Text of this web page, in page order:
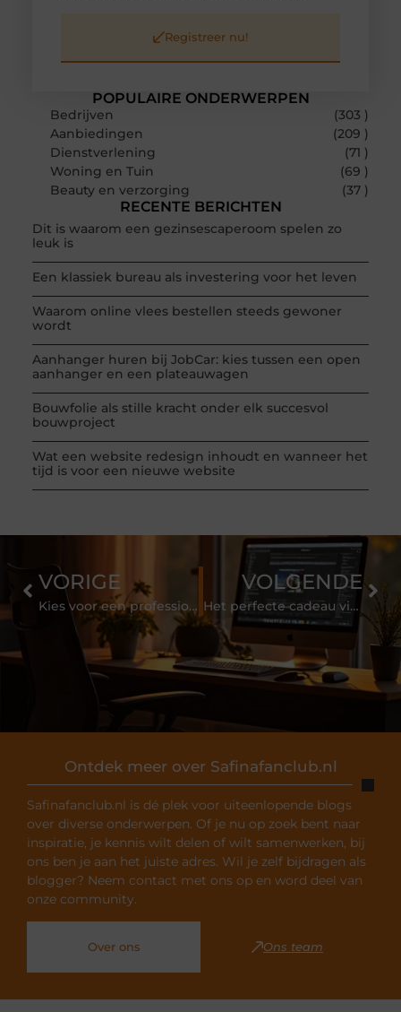
POPULAIRE ONDERWERPEN
Bedrijven
(303 )
Aanbiedingen
(209 )
Dienstverlening
(71 )
Woning en Tuin
(69 )
Beauty en verzorging
(37 )
RECENTE BERICHTEN
Dit is waarom een gezinsescaperoom spelen zo
leuk is
Een klassiek bureau als investering voor het leven
Waarom online vlees bestellen steeds gewoner
wordt
Aanhanger huren bij JobCar: kies tussen een open
aanhanger en een plateauwagen
Bouwfolie als stille kracht onder elk succesvol
bouwproject
Wat een website redesign inhoudt en wanneer het
tijd is voor een nieuwe website
Registreer nu!
Ontdek meer over Safinafanclub.nl
Safinafanclub.nl is dé plek voor uiteenlopende blogs
over diverse onderwerpen. Of je nu op zoek bent naar
inspiratie, je kennis wilt delen of wilt samenwerken, bij
ons ben je aan het juiste adres. Wil je zelf bijdragen als
blogger? Neem contact met ons op en word deel van
onze community.
Over ons Ons team
VORIGE
Kies voor een professionele partij bij een woningontruiming
VOLGENDE
Het perfecte cadeau vinden doe je zo!